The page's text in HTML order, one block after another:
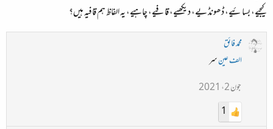
کیجیے، بسائیے، ڈھونڈ یے، دیکھیے، قافیے، چاہیے، یہ الفاظ ہم قافیہ ہیں؟
محمد فائق
الف عینسر
جون 2، 2021
1